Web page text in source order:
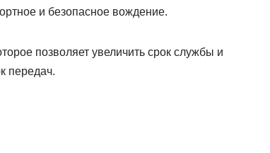
и безопасное вождение.
позволяет увеличить срок службы и
передач.